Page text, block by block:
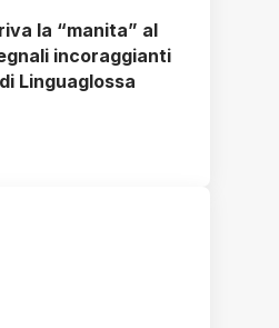
la “manita” al
incoraggianti
Linguaglossa